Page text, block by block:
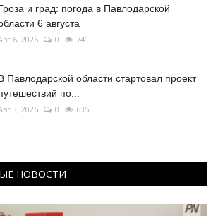
и град: погода в Павлодарской
6 августа
6, 2026 0 741
Павлодарской области стартовал проект
по...
3, 2026 0 635
НОВОСТИ